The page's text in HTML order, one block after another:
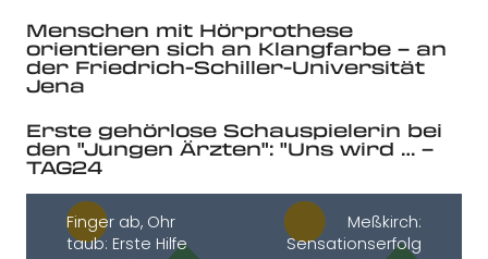
Menschen mit Hörprothese
orientieren sich an Klangfarbe – an
der Friedrich-Schiller-Universität
Jena
Erste gehörlose Schauspielerin bei
den "Jungen Ärzten": "Uns wird … –
TAG24
Finger ab, Ohr
taub: Erste Hilfe
Meßkirch:
Sensationserfolg